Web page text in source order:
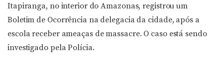
Itapiranga, no interior do Amazonas, registrou um
Boletim de Ocorrência na delegacia da cidade, após a
escola receber ameaças de massacre. O caso está sendo
investigado pela Polícia.